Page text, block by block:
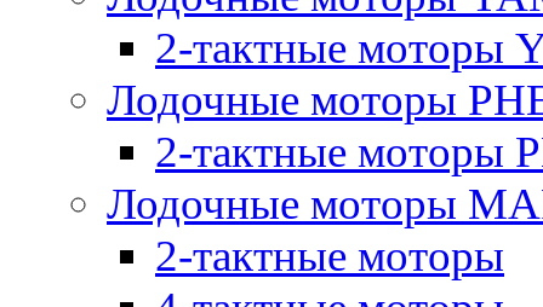
2-тактные моторы
Лодочные моторы
2-тактные моторы
Лодочные моторы
2-тактные моторы